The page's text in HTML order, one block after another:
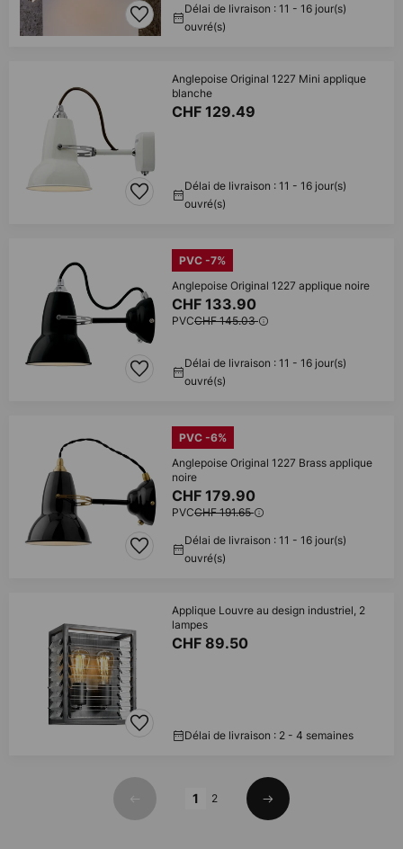
Délai de livraison : 11 - 16 jour(s)
ouvré(s)
Anglepoise Original 1227 Mini applique
blanche
CHF 129.49
Délai de livraison : 11 - 16 jour(s)
ouvré(s)
PVC -7%
Anglepoise Original 1227 applique noire
CHF 133.90
PVCCHF 145.03
Délai de livraison : 11 - 16 jour(s)
ouvré(s)
PVC -6%
Anglepoise Original 1227 Brass applique
noire
CHF 179.90
PVCCHF 191.65
Délai de livraison : 11 - 16 jour(s)
ouvré(s)
Applique Louvre au design industriel, 2
lampes
CHF 89.50
Délai de livraison : 2 - 4 semaines
Précédent
1 2
Suivant